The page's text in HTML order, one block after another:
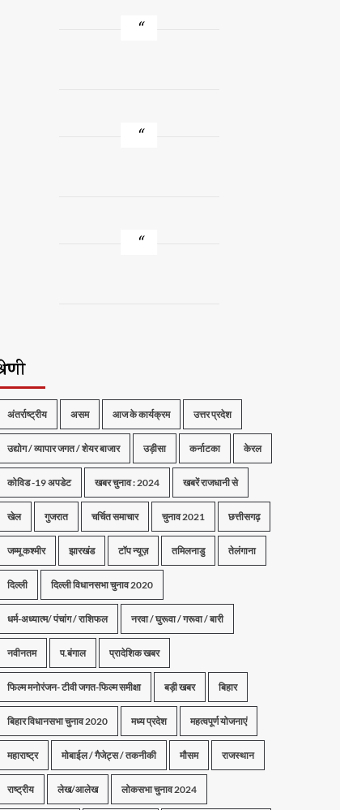
अंतर्राष्ट्रीय असम आज के कार्यक्रम उत्तर प्रदेश
उद्योग / व्यापार जगत / शेयर बाजार उड़ीसा कर्नाटका केरल
कोविड -19 अपडेट खबर चुनाव : 2024 खबरें राजधानी से
खेल गुजरात चर्चित समाचार चुनाव 2021 छत्तीसगढ़
जम्मू कश्मीर झारखंड टॉप न्यूज़ तमिलनाडु तेलंगाना
दिल्ली दिल्ली विधानसभा चुनाव 2020
धर्म-अध्यात्म/ पंचांग / राशिफल नरवा / घुरूवा / गरूवा / बारी
नवीनतम प.बंगाल प्रादेशिक खबर
फिल्म मनोरंजन- टीवी जगत-फिल्म समीक्षा बड़ी खबर बिहार
बिहार विधानसभा चुनाव 2020 मध्य प्रदेश महत्वपूर्ण योजनाएं
महाराष्ट्र मोबाईल / गैजेट्स / तकनीकी मौसम राजस्थान
राष्ट्रीय लेख/आलेख लोकसभा चुनाव 2024